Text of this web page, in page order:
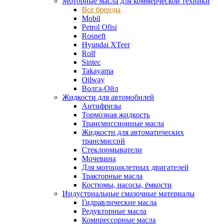
Все бренды
Mobil
Petrol Ofisi
Rosneft
Hyundai XTeer
Rolf
Sintec
Takayama
Oilway
Волга-Ойл
Жидкости для автомобилей
Антифризы
Тормозная жидкость
Трансмиссионные масла
Жидкости для автоматических
трансмиссий
Стеклоомыватели
Мочевина
Для мотоциклетных двигателей
Тракторные масла
Костюмы, насосы, ёмкости
Индустриальные смазочные материалы
Гидравлические масла
Редукторные масла
Компрессорные масла